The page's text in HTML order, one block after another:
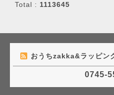
Total : 1113645
おうちzakka&ラッピ
0745-